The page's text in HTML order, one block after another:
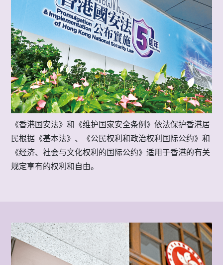
《香港国安法》和《维护国家安全条例》依法保护香港居
民根据《基本法》、《公民权利和政治权利国际公约》和
《经济、社会与文化权利的国际公约》适用于香港的有关
规定享有的权利和自由。